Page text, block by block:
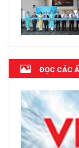
ĐỌC CÁC